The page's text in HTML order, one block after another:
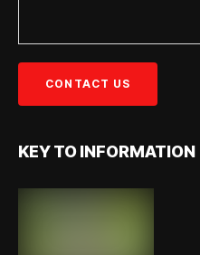
KEY TO INFORMATION